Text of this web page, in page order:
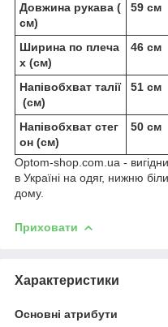
Довжина рукава (
см)
59 см
Ширина по плеча
х (см)
46 см
Напівобхват талії
(см)
51 см
Напівобхват стег
он (см)
50 см
Optom-shop.com.ua -
в Україні на одяг, нижню
дому.
Приховати
Характеристики
Основні атрибути